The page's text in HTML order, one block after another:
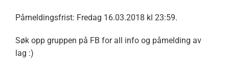
Påmeldingsfrist: Fredag 16.03.2018 kl 23:59.
Søk opp gruppen på FB for all info og påmelding av
lag :)